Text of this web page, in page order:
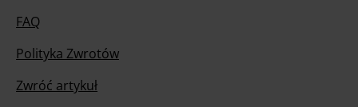
FAQ
Polityka Zwrotów
Zwróć artykuł